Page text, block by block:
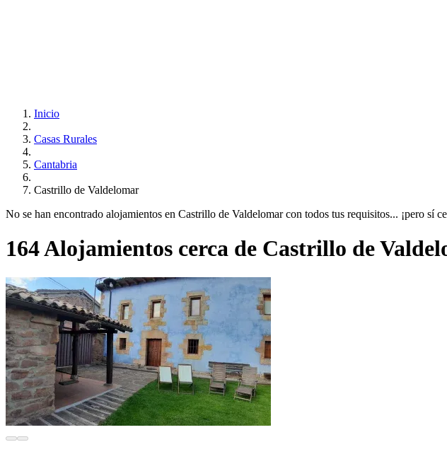
Inicio
Casas Rurales
Cantabria
Castrillo de Valdelomar
No se han encontrado alojamientos en Castrillo de Valdelomar con todos tus requisitos... ¡pero sí
164 Alojamientos cerca de Castrillo de